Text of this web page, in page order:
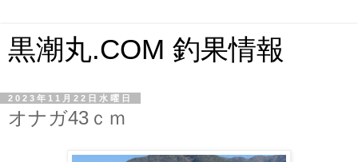
黒潮丸.COM 釣果情報
2023年11月22日水曜日
オナガ43ｃｍ